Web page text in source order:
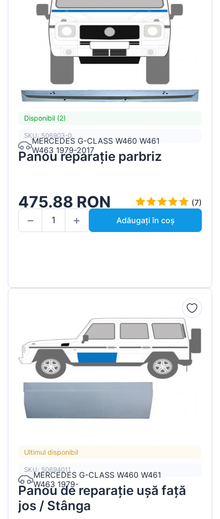
Disponibil (2)
SKU: 506903-0
MERCEDES G-CLASS W460 W461
W463 1979-2017
Panou reparație parbriz
475.88 RON
(7)
Adăugați în coș
Ultimul disponibil
SKU: 50694011
MERCEDES G-CLASS W460 W461
W463 1979-
Panou de reparație ușă față
jos / Stânga